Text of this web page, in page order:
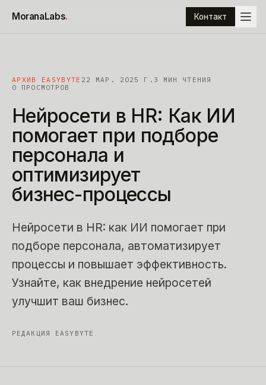
MoranaLabs. Контакт
АРХИВ EASYBYTE 22 МАР. 2025 Г. 3
МИН ЧТЕНИЯ
0 ПРОСМОТРОВ
Нейросети в HR: Как ИИ
помогает при подборе
персонала и
оптимизирует
бизнес-процессы
Нейросети в HR: как ИИ помогает при
подборе персонала, автоматизирует
процессы и повышает эффективность.
Узнайте, как внедрение нейросетей
улучшит ваш бизнес.
РЕДАКЦИЯ EASYBYTE